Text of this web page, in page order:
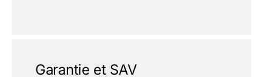
Garantie et SAV